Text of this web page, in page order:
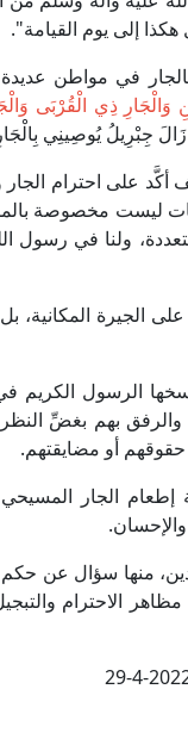
إلى يوم القيامة".
في مواطن عديدة
وَالْجَارِ ذِي الْقُرْبَى
على احترام الجار
ليست مخصوصة
ولنا في رسول
الجيرة
الرسول الكريم
والرفق بهم بغضِّ
أو مضايقتهم.
الجار
منها سؤال عن حكم
الاحترام
29-4-